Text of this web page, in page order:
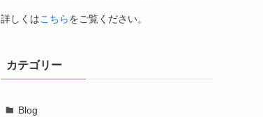
詳しくはこちらをご覧ください。
カテゴリー
Blog